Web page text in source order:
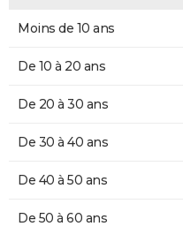
Moins de 10 ans
De 10 à 20 ans
De 20 à 30 ans
De 30 à 40 ans
De 40 à 50 ans
De 50 à 60 ans